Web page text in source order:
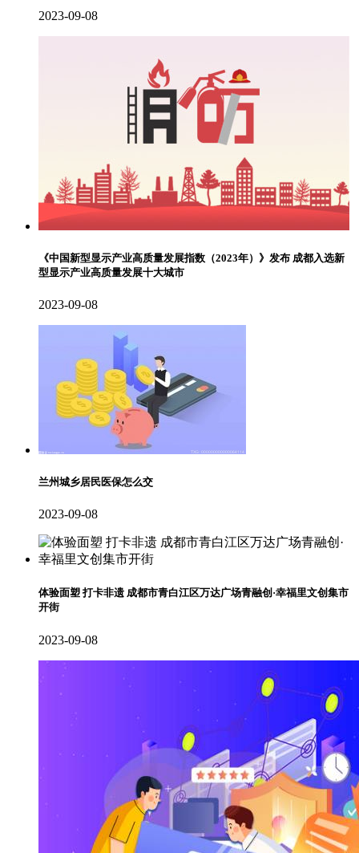
2023-09-08
《中国新型显示产业高质量发展指数（2023年）》发布 成都入选新
型显示产业高质量发展十大城市
2023-09-08
兰州城乡居民医保怎么交
2023-09-08
体验面塑 打卡非遗 成都市青白江区万达广场青融创·幸福里文创集市
开街
2023-09-08